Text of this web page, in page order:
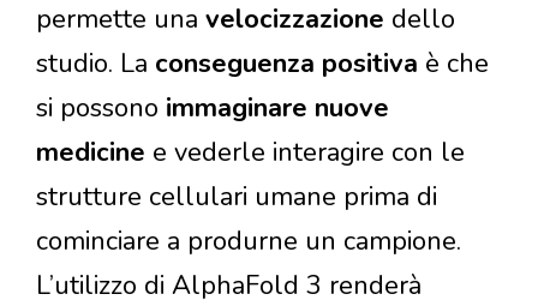
permette una velocizzazione dello
studio. La conseguenza positiva è che
si possono immaginare nuove
medicine e vederle interagire con le
strutture cellulari umane prima di
cominciare a produrne un campione.
L’utilizzo di AlphaFold 3 renderà